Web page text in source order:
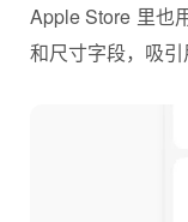
Apple Store 里也
和尺寸字段，吸引